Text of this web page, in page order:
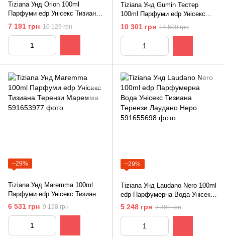
Tiziana Унд Orion 100ml
Парфуми edp Унісекс Тизиана
Терензи Оріон
7 191 грн 10 129 грн
Tiziana Унд Gumin Тестер
100ml Парфуми edp Унісекс
Тизиана Терензи
роздратування їх ре
10 301 грн 14 509 грн
−29%
Tiziana Унд Maremma 100ml
Парфуми edp Унісекс Тизиана
Терензи Маремма
6 531 грн 9 198 грн
−29%
Tiziana Унд Laudano Nero 100ml
edp Парфумерна Вода Унісекс
Тизиана Терензи Лаудано Неро
5 248 грн 7 391 грн